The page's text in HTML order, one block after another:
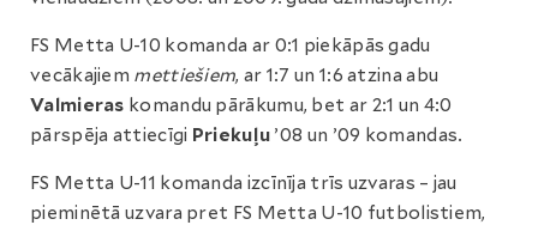
FS Metta U-10 komanda ar 0:1 piekāpās gadu
vecākajiem mettiešiem, ar 1:7 un 1:6 atzina abu
Valmieras komandu pārākumu, bet ar 2:1 un 4:0
pārspēja attiecīgi Priekuļu ’08 un ’09 komandas.
FS Metta U-11 komanda izcīnīja trīs uzvaras – jau
pieminētā uzvara pret FS Metta U-10 futbolistiem,